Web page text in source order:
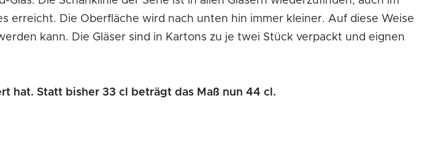
erreicht. Die Oberfläche wird nach unten hin immer kleiner. Auf diese Weise
verpackt und eignen
hat. Statt bisher 33 cl beträgt das Maß nun 44 cl.